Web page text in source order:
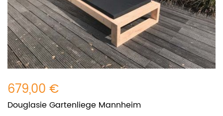
679,00 €
Douglasie Gartenliege Mannheim